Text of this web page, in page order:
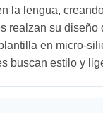
la lengua,
realzan su diseño
en micro-
buscan estilo y